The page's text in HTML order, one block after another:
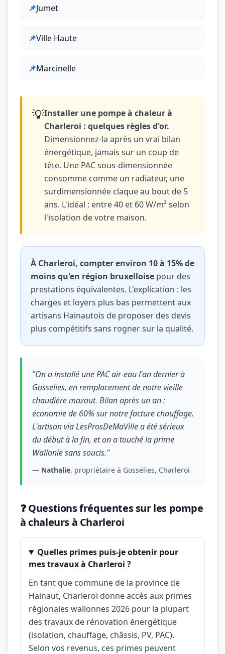
📌Jumet
📌Ville Haute
📌Marcinelle
💡Installer une pompe à chaleur à
Charleroi : quelques règles d'or.
Dimensionnez-la après un vrai bilan
énergétique, jamais sur un coup de
tête. Une PAC sous-dimensionnée
consomme comme un radiateur, une
surdimensionnée claque au bout de 5
ans. L'idéal : entre 40 et 60 W/m² selon
l'isolation de votre maison.
À Charleroi, compter environ 10 à 15% de
moins qu'en région bruxelloise pour des
prestations équivalentes. L'explication : les
charges et loyers plus bas permettent aux
artisans Hainautois de proposer des devis
plus compétitifs sans rogner sur la qualité.
"On a installé une PAC air-eau l'an dernier à
Gosselies, en remplacement de notre vieille
chaudière mazout. Bilan après un an :
économie de 60% sur notre facture chauffage.
L'artisan via LesProsDeMaVille a été sérieux
du début à la fin, et on a touché la prime
Wallonie sans soucis."
— Nathalie, propriétaire à Gosselies, Charleroi
❓ Questions fréquentes sur les pompe
à chaleurs à Charleroi
Quelles primes puis-je obtenir pour
mes travaux à Charleroi ?
En tant que commune de la province de
Hainaut, Charleroi donne accès aux primes
régionales wallonnes 2026 pour la plupart
des travaux de rénovation énergétique
(isolation, chauffage, châssis, PV, PAC).
Selon vos revenus, ces primes peuvent